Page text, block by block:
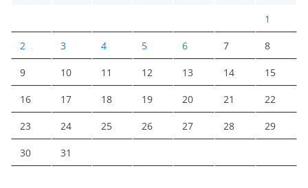
1
2 3 4 5 6 7 8
9 10 11 12 13 14 15
16 17 18 19 20 21 22
23 24 25 26 27 28 29
30 31